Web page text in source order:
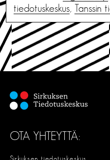
tiedotuskeskus, Tanssin
OTA YHTEYTTÄ: